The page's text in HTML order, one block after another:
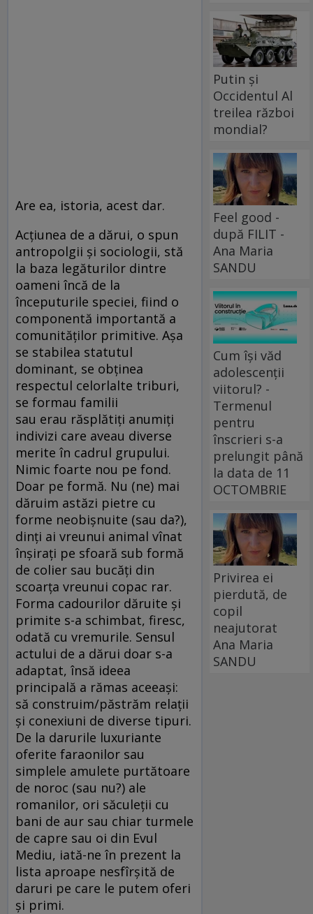
Are ea, istoria, acest dar.
Acțiunea de a dărui, o spun
antropolgii și sociologii, stă
la baza legăturilor dintre
oameni încă de la
începuturile speciei, fiind o
componentă importantă a
comunităților primitive. Așa
se stabilea statutul
dominant, se obținea
respectul celorlalte triburi,
se formau familii
sau erau răsplătiți anumiți
indivizi care aveau diverse
merite în cadrul grupului.
Nimic foarte nou pe fond.
Doar pe formă. Nu (ne) mai
dăruim astăzi pietre cu
forme neobișnuite (sau da?),
dinți ai vreunui animal vînat
înșirați pe sfoară sub formă
de colier sau bucăți din
scoarța vreunui copac rar.
Forma cadourilor dăruite și
primite s-a schimbat, firesc,
odată cu vremurile. Sensul
actului de a dărui doar s-a
adaptat, însă ideea
principală a rămas aceeași:
să construim/păstrăm relații
și conexiuni de diverse tipuri.
De la darurile luxuriante
oferite faraonilor sau
simplele amulete purtătoare
de noroc (sau nu?) ale
romanilor, ori săculeții cu
bani de aur sau chiar turmele
de capre sau oi din Evul
Mediu, iată-ne în prezent la
lista aproape nesfîrșită de
daruri pe care le putem oferi
și primi.
Putin și
Occidentul Al
treilea război
mondial?
Feel good -
după FILIT -
Ana Maria
SANDU
Cum își văd
adolescenții
viitorul? -
Termenul
pentru
înscrieri s-a
prelungit până
la data de 11
OCTOMBRIE
Privirea ei
pierdută, de
copil
neajutorat
Ana Maria
SANDU